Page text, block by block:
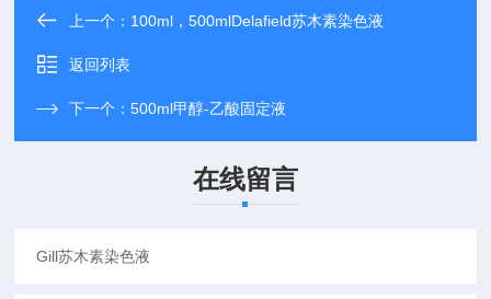
上一个： 100ml，500mlDelafield苏木素染色液
返回列表
下一个：500ml甲醇-乙酸固定液
在线留言